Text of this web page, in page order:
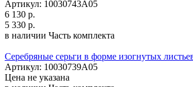
Артикул: 10030743А05
6 130 р.
5 330 р.
в наличии Часть комплекта
Серебряные серьги в форме изогнутых
Артикул: 10030739А05
Цена не указана